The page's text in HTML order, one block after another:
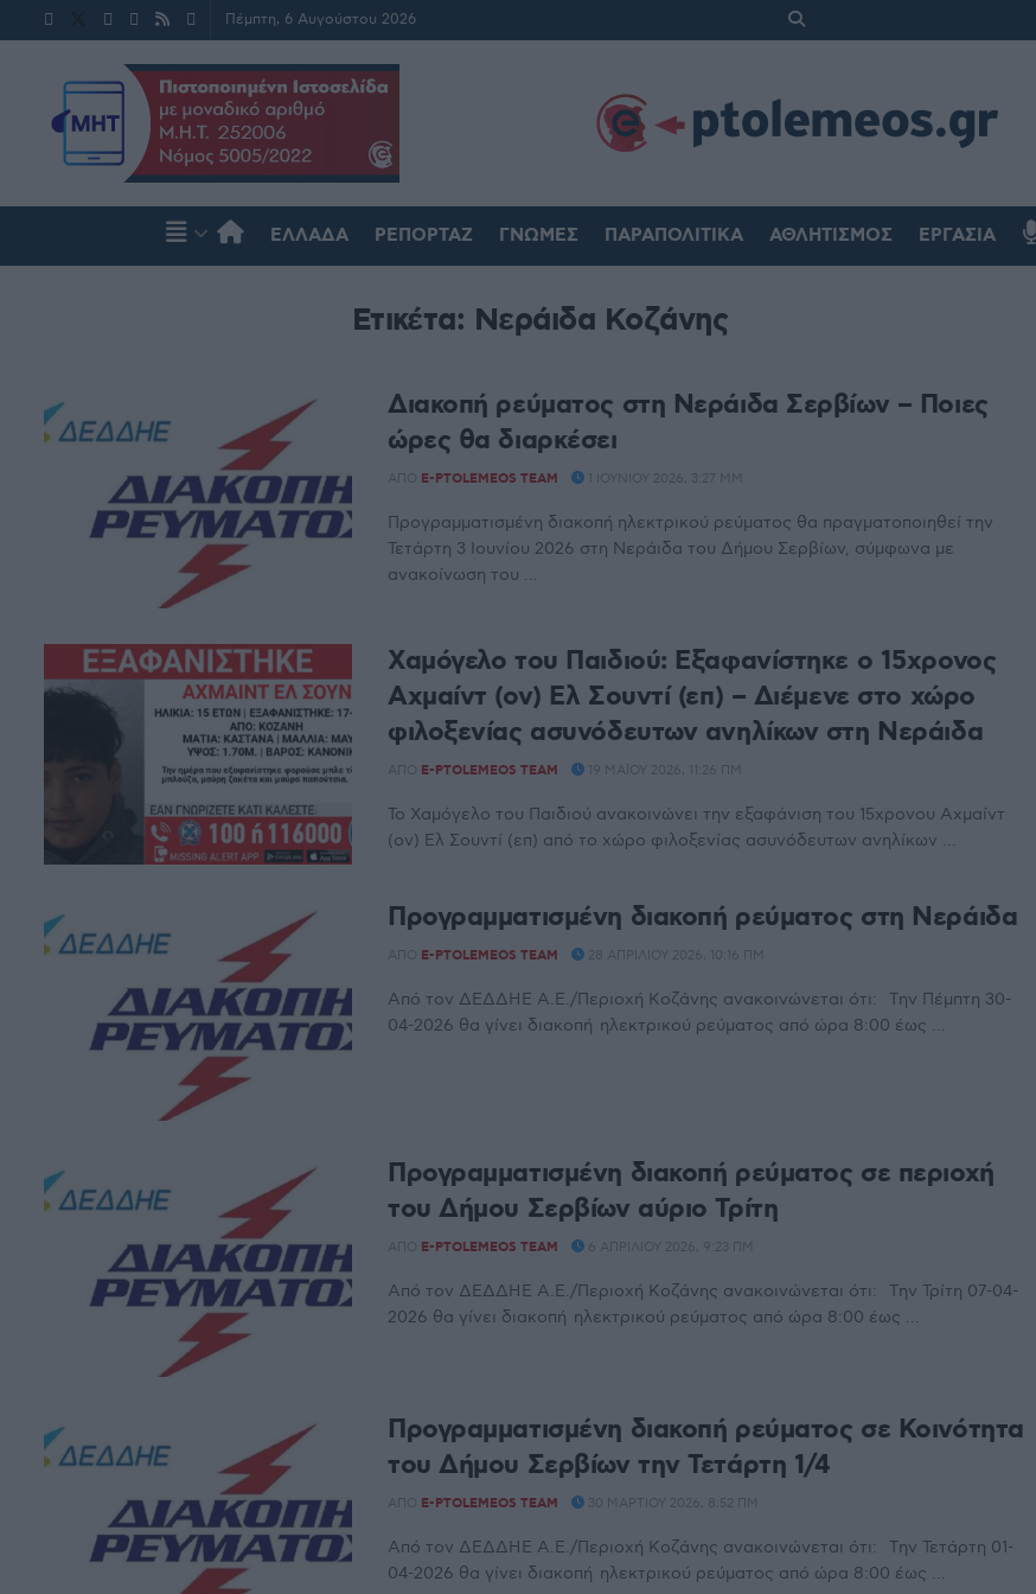
Πέμπτη, 6 Αυγούστου 2026
ΕΛΛΆΔΑ ΡΕΠΟΡΤΆΖ ΓΝΏΜΕΣ ΠΑΡΑΠΟΛΙΤΙΚΆ ΑΘΛΗΤΙΣΜΌΣ ΕΡΓΑΣΊΑ
Ετικέτα: Νεράιδα Κοζάνης
Διακοπή ρεύματος στη Νεράιδα Σερβίων – Ποιες
ώρες θα διαρκέσει
ΑΠΌ E-PTOLEMEOS TEAM 1 ΙΟΥΝΊΟΥ 2026, 3:27 ΜΜ
Προγραμματισμένη διακοπή ηλεκτρικού ρεύματος θα πραγματοποιηθεί την
Τετάρτη 3 Ιουνίου 2026 στη Νεράιδα του Δήμου Σερβίων, σύμφωνα με
ανακοίνωση του ...
Χαμόγελο του Παιδιού: Εξαφανίστηκε ο 15χρονος
Αχμαίντ (ον) Ελ Σουντί (επ) – Διέμενε στο χώρο
φιλοξενίας ασυνόδευτων ανηλίκων στη Νεράιδα
ΑΠΌ E-PTOLEMEOS TEAM 19 ΜΑΪ́ΟΥ 2026, 11:26 ΠΜ
Το Χαμόγελο του Παιδιού ανακοινώνει την εξαφάνιση του 15χρονου Αχμαίντ
(ον) Ελ Σουντί (επ) από το χώρο φιλοξενίας ασυνόδευτων ανηλίκων ...
Προγραμματισμένη διακοπή ρεύματος στη Νεράιδα
ΑΠΌ E-PTOLEMEOS TEAM 28 ΑΠΡΙΛΊΟΥ 2026, 10:16 ΠΜ
Από τον ΔΕΔΔΗΕ Α.Ε./Περιοχή Κοζάνης ανακοινώνεται ότι: Tην Πέμπτη 30-
04-2026 θα γίνει διακοπή ηλεκτρικού ρεύματος από ώρα 8:00 έως ...
Προγραμματισμένη διακοπή ρεύματος σε περιοχή
του Δήμου Σερβίων αύριο Τρίτη
ΑΠΌ E-PTOLEMEOS TEAM 6 ΑΠΡΙΛΊΟΥ 2026, 9:23 ΠΜ
Από τον ΔΕΔΔΗΕ Α.Ε./Περιοχή Κοζάνης ανακοινώνεται ότι: Tην Τρίτη 07-04-
2026 θα γίνει διακοπή ηλεκτρικού ρεύματος από ώρα 8:00 έως ...
Προγραμματισμένη διακοπή ρεύματος σε Κοινότητα
του Δήμου Σερβίων την Τετάρτη 1/4
ΑΠΌ E-PTOLEMEOS TEAM 30 ΜΑΡΤΊΟΥ 2026, 8:52 ΠΜ
Από τον ΔΕΔΔΗΕ Α.Ε./Περιοχή Κοζάνης ανακοινώνεται ότι: Tην Τετάρτη 01-
04-2026 θα γίνει διακοπή ηλεκτρικού ρεύματος από ώρα 8:00 έως ...